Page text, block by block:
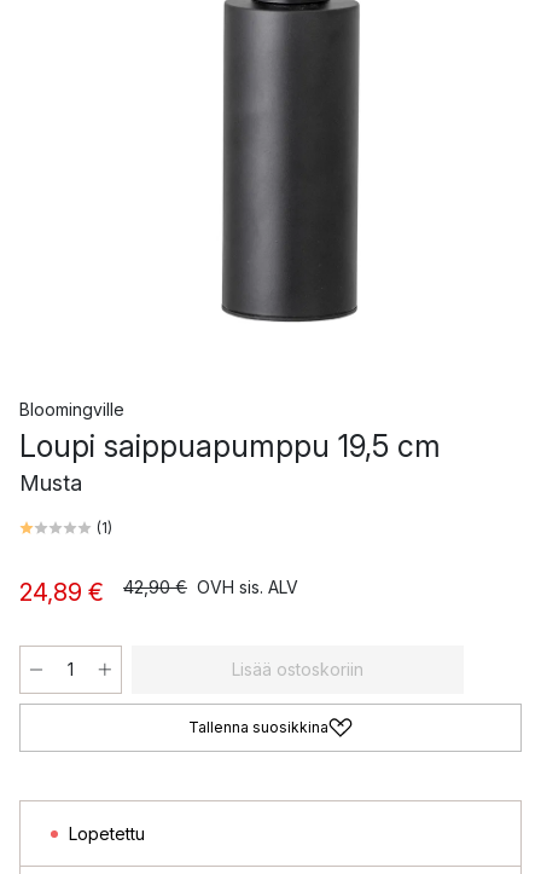
Bloomingville
Loupi saippuapumppu 19,5 cm
Musta
(1)
24,89 € 42,90 € OVH sis. ALV
Lisää ostoskoriin
Tallenna suosikkina
Lopetettu